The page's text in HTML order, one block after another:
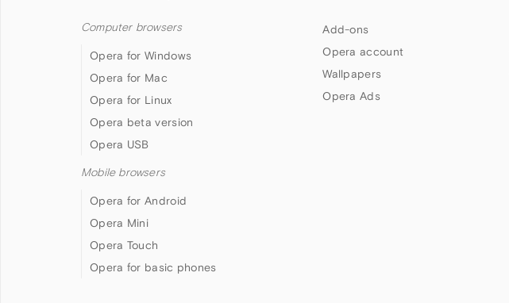
Computer browsers
Opera for Windows
Opera for Mac
Opera for Linux
Opera beta version
Opera USB
Mobile browsers
Opera for Android
Opera Mini
Opera Touch
Opera for basic phones
Add-ons
Opera account
Wallpapers
Opera Ads